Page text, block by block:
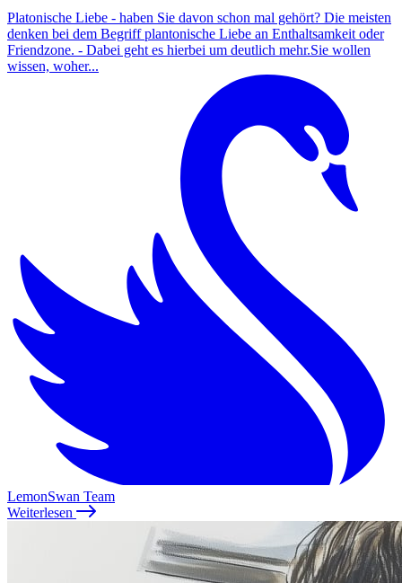
Platonische Liebe - haben Sie davon schon mal gehört? Die meisten
denken bei dem Begriff plantonische Liebe an Enthaltsamkeit oder
Friendzone. - Dabei geht es hierbei um deutlich mehr.Sie wollen
wissen, woher...
LemonSwan Team
Weiterlesen